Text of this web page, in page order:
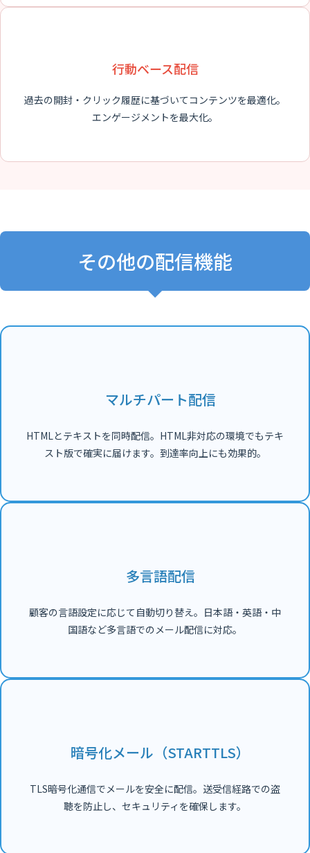
行動ベース配信
過去の開封・クリック履歴に基づいてコンテンツを最適化。
エンゲージメントを最大化。
その他の配信機能
マルチパート配信
HTMLとテキストを同時配信。HTML非対応の環境でもテキ
スト版で確実に届けます。到達率向上にも効果的。
多言語配信
顧客の言語設定に応じて自動切り替え。日本語・英語・中
国語など多言語でのメール配信に対応。
暗号化メール（STARTTLS）
TLS暗号化通信でメールを安全に配信。送受信経路での盗
聴を防止し、セキュリティを確保します。